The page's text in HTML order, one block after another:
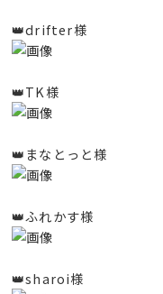
👑drifter様
👑TK様
👑まなとっと様
👑ふれかす様
👑sharoi様